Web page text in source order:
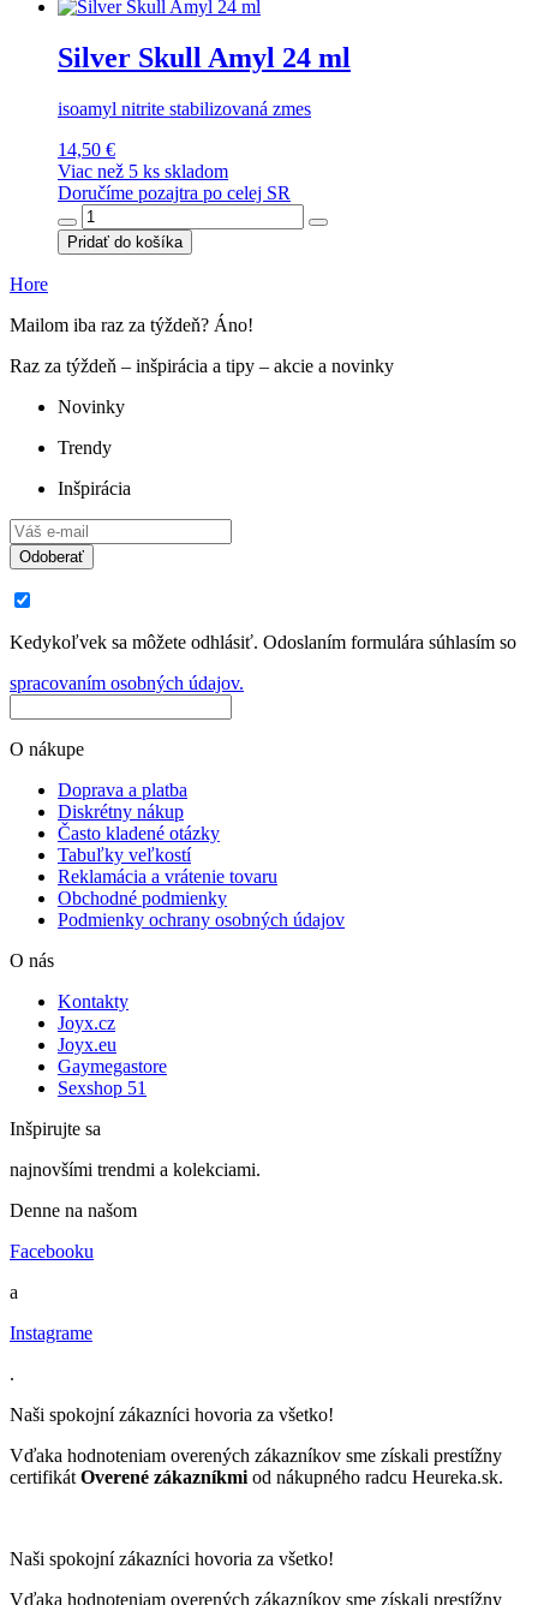
Silver Skull Amyl 24 ml
isoamyl nitrite stabilizovaná zmes
14,50 €
Viac než 5 ks skladom
Doručíme pozajtra po celej SR
Pridať do košíka
Hore
Mailom iba raz za týždeň? Áno!
Raz za týždeň – inšpirácia a tipy – akcie a novinky
Novinky
Trendy
Inšpirácia
Odoberať
Kedykoľvek sa môžete odhlásiť. Odoslaním formulára súhlasím so
spracovaním osobných údajov.
O nákupe
Doprava a platba
Diskrétny nákup
Často kladené otázky
Tabuľky veľkostí
Reklamácia a vrátenie tovaru
Obchodné podmienky
Podmienky ochrany osobných údajov
O nás
Kontakty
Joyx.cz
Joyx.eu
Gaymegastore
Sexshop 51
Inšpirujte sa
najnovšími trendmi a kolekciami.
Denne na našom
Facebooku
a
Instagrame
.
Naši spokojní zákazníci hovoria za všetko!
Vďaka hodnoteniam overených zákazníkov sme získali prestížny
certifikát Overené zákazníkmi od nákupného radcu Heureka.sk.
Naši spokojní zákazníci hovoria za všetko!
Vďaka hodnoteniam overených zákazníkov sme získali prestížny